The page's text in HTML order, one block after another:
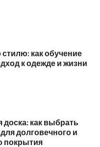
как обучение
к одежде и жизни
доска: как выбрать
долговечного и
покрытия